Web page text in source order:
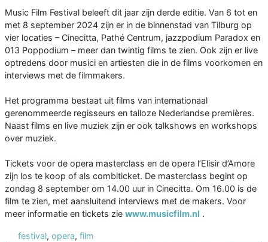
Music Film Festival beleeft dit jaar zijn derde editie. Van 6 tot en
met 8 september 2024 zijn er in de binnenstad van Tilburg op
vier locaties – Cinecitta, Pathé Centrum, jazzpodium Paradox en
013 Poppodium – meer dan twintig films te zien. Ook zijn er live
optredens door musici en artiesten die in de films voorkomen en
interviews met de filmmakers.
Het programma bestaat uit films van internationaal
gerenommeerde regisseurs en talloze Nederlandse premières.
Naast films en live muziek zijn er ook talkshows en workshops
over muziek.
Tickets voor de opera masterclass en de opera l’Elisir d’Amore
zijn los te koop of als combiticket. De masterclass begint op
zondag 8 september om 14.00 uur in Cinecitta. Om 16.00 is de
film te zien, met aansluitend interviews met de makers. Voor
meer informatie en tickets zie www.musicfilm.nl .
festival, opera, film